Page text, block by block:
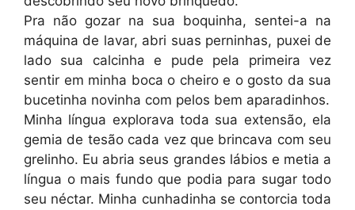
Pra não gozar na sua boquinha, sentei-a na
máquina de lavar, abri suas perninhas, puxei de
lado sua calcinha e pude pela primeira vez
sentir em minha boca o cheiro e o gosto da sua
bucetinha novinha com pelos bem aparadinhos.
Minha língua explorava toda sua extensão, ela
gemia de tesão cada vez que brincava com seu
grelinho. Eu abria seus grandes lábios e metia a
língua o mais fundo que podia para sugar todo
seu néctar. Minha cunhadinha se contorcia toda